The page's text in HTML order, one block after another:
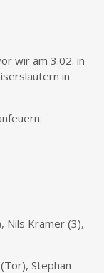
wir am 3.02. in
in
Nils Krämer (3),
Stephan